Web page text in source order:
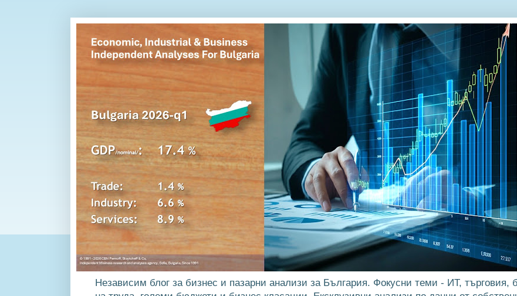
Независим блог за бизнес и пазарни анализи за България. Фокусни теми - ИТ, търговия,